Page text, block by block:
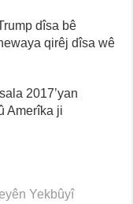
dîsa bê
qirêj dîsa wê
2017’yan
Amerîka ji
Yekbûyî